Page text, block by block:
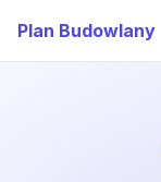
Plan Budowlany